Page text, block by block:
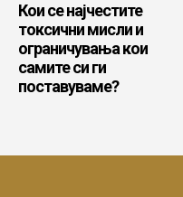
Кои се најчестите
токсични мисли и
ограничувања кои
самите си ги
поставуваме?